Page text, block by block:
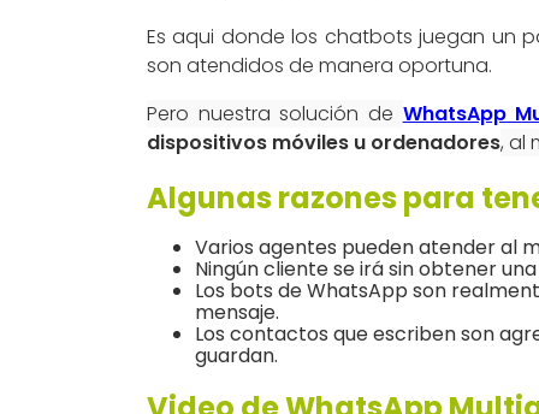
Es aqui donde los chatbots juegan un
son atendidos de manera oportuna.
Pero nuestra solución de WhatsApp
dispositivos móviles u ordenadores, al
Algunas razones para
Varios agentes pueden atender al
Ningún cliente se irá sin obtener
Los bots de WhatsApp son
mensaje.
Los contactos que escriben son
guardan.